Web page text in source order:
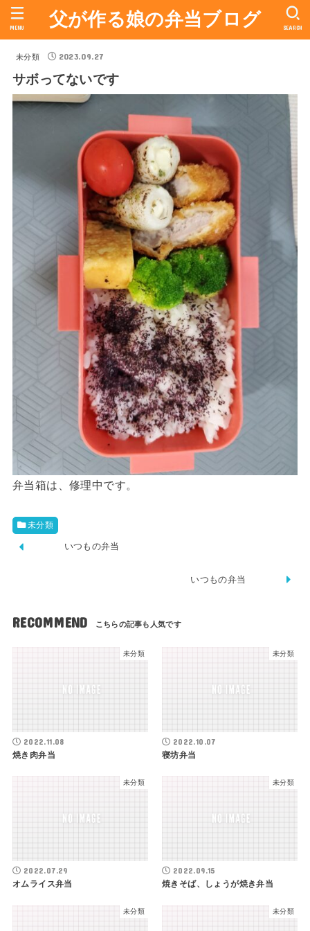
父が作る娘の弁当ブログ SEARCH
MENU
未分類 2023.09.27
サボってないです
弁当箱は、修理中です。
未分類
いつもの弁当
いつもの弁当
RECOMMEND
未分類
2022.11.08
焼き肉弁当
未分類
2022.10.07
寝坊弁当
未分類
2022.07.29
オムライス弁当
未分類
2022.09.15
焼きそば、しょうが焼き弁当
未分類 未分類